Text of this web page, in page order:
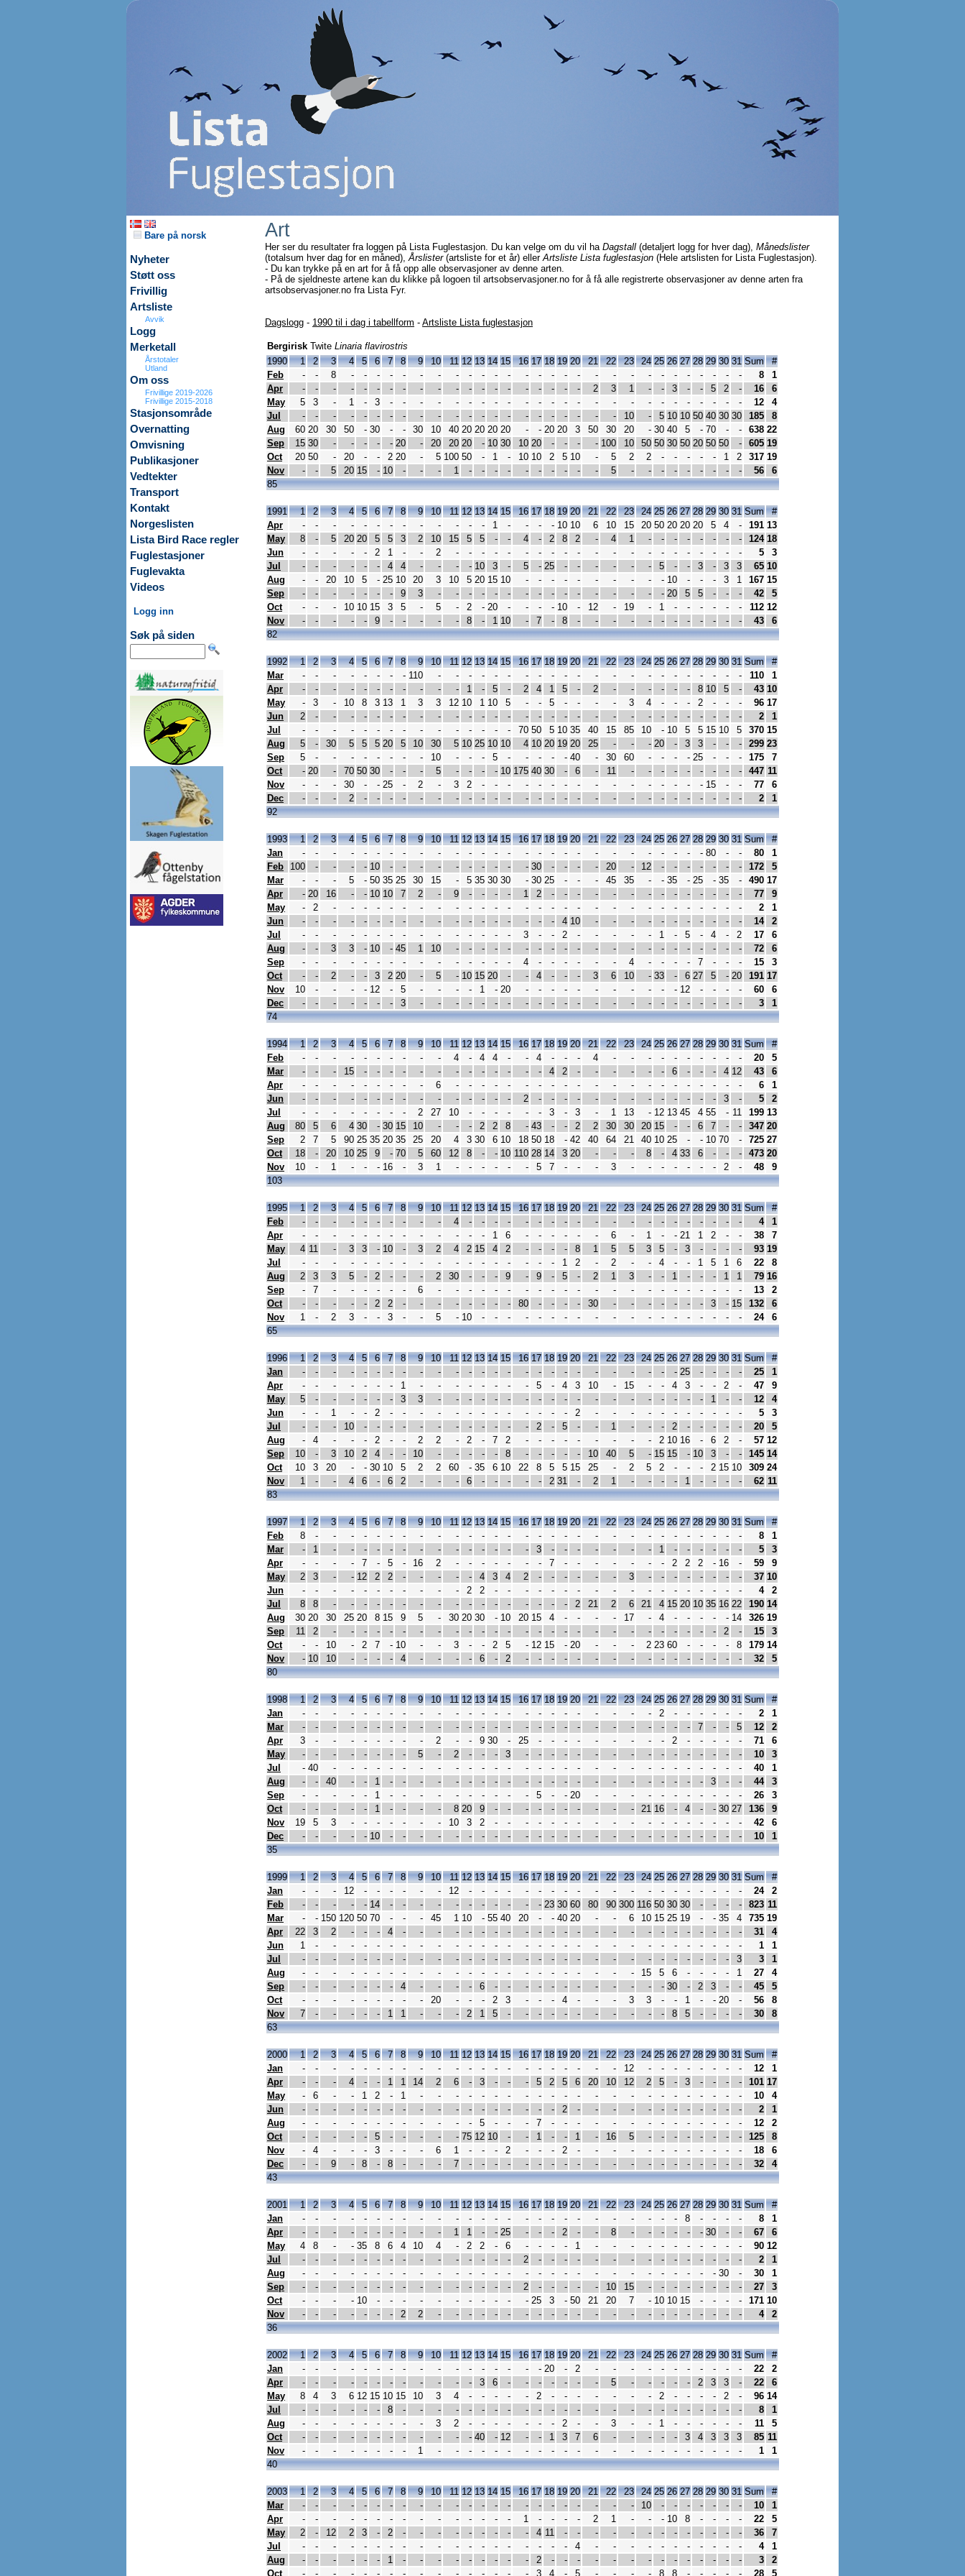
Bare på norsk
Nyheter
Støtt oss
Frivillig
Artsliste
Avvik
Logg
Merketall
Årstotaler
Utland
Om oss
Frivillige 2019-2026
Frivillige 2015-2018
Stasjonsområde
Overnatting
Omvisning
Publikasjoner
Vedtekter
Transport
Kontakt
Norgeslisten
Lista Bird Race regler
Fuglestasjoner
Fuglevakta
Videos
Logg inn
Søk på siden
Art
Her ser du resultater fra loggen på Lista Fuglestasjon. Du kan velge om du vil ha Dagstall (detaljert logg for hver dag), Månedslister
(totalsum hver dag for en måned),Årslister(artsliste for et år) ellerArtsliste Lista fuglestasjon (Hele artslisten for Lista Fuglestasjon).
- Du kan trykke på en art for å få opp alle observasjoner av denne arten.
- På de sjeldneste artene kan du klikke på logoen til artsobservasjoner.no for å få alle registrerte observasjoner av denne arten fra
artsobservasjoner.no fra Lista Fyr.
Dagslogg - 1990 til i dag i tabellform - Artsliste Lista fuglestasjon
Bergirisk Twite Linaria flavirostris
1990
1 2 3 4 5 6 7 8 9 10 11 12 13 14 15 16 17 18 19 20 21 22 23 24 25 26 27 28 29 30 31 Sum
#
Feb
- - 8 - - - - - - - - - - - - - - - - - - - - - - - - - - - - 8
1
Apr
- - - - - - - - - - - - - - - - - - - - 2 3 1 - - 3 - - 5 2 - 16
6
May
5 3 - 1 - 3 - - - - - - - - - - - - - - - - - - - - - - - - - 12
4
Jul
- - - - - - - - - - - - - - - - - - - - - - 10 - 5 10 10 50 40 30 30 185
8
Aug
60 20 30 50 - 30 - - 30 10 40 20 20 20 20 - - 20 20 3 50 30 20 - 30 40 5 - 70 - - 638 22
Sep
15 30 - - - - - 20 - 20 20 20 - 10 30 10 20 - - - - 100 10 50 50 30 50 20 50 50 - 605 19
Oct
20 50 - 20 - - 2 20 - 5 100 50 - 1 - 10 10 2 5 10 - 5 2 2 - - - - - 1 2 317 19
Nov
- - 5 20 15 - 10 - - - 1 - - - - - - - - - - 5 - - - - - - - - - 56
6
85
1991 1 2 3 4 5 6 7 8 9 10 11 12 13 14 15 16 17 18 19 20 21 22 23 24 25 26 27 28 29 30 31 Sum
#
Apr
- - - - - - - - - - - - - 1 - - - - 10 10 6 10 15 20 50 20 20 20 5 4 - 191 13
May
8 - 5 20 20 5 5 3 2 10 15 5 5 - - 4 - 2 8 2 - 4 1 - - - - - - - - 124 18
Jun
- - - - - 2 1 - - 2 - - - - - - - - - - - - - - - - - - - - - 5
3
Jul
- - - - - - 4 4 - - - - 10 3 - 5 - 25 - - - - - - 5 - - 3 - 3 3 65 10
Aug
- - 20 10 5 - 25 10 20 3 10 5 20 15 10 - - - - - - - - - - 10 - - - 3 1 167 15
Sep
- - - - - - - 9 3 - - - - - - - - - - - - - - - - 20 5 5 - - - 42
5
Oct
- - - 10 10 15 3 5 - 5 - 2 - 20 - - - - 10 - 12 - 19 - 1 - - - - - - 112 12
Nov
- - - - - 9 - - - - - 8 - 1 10 - 7 - 8 - - - - - - - - - - - - 43
6
82
1992 1 2 3 4 5 6 7 8 9 10 11 12 13 14 15 16 17 18 19 20 21 22 23 24 25 26 27 28 29 30 31 Sum
#
Mar
- - - - - - - - 110 - - - - - - - - - - - - - - - - - - - - - - 110
1
Apr
- - - - - - - - - - - 1 - 5 - 2 4 1 5 - 2 - - - - - - 8 10 5 - 43 10
May
- 3 - 10 8 3 13 1 3 3 12 10 1 10 5 - - 5 - - - - 3 4 - - - 2 - - - 96 17
Jun
2 - - - - - - - - - - - - - - - - - - - - - - - - - - - - - - 2
1
Jul
- - - - - - - - - - - - - - - 70 50 5 10 35 40 15 85 10 - 10 5 5 15 10 5 370 15
Aug
5 - 30 5 5 5 20 5 10 30 5 10 25 10 10 4 10 20 19 20 25 - - - 20 - 3 3 - - - 299 23
Sep
5 - - - - - - - - 10 - - - 5 - - - - - 40 - 30 60 - - - - 25 - - - 175
7
Oct
- 20 - 70 50 30 - - - 5 - - - - 10 175 40 30 - 6 - 11 - - - - - - - - - 447 11
Nov
- - - 30 - - 25 - 2 - 3 2 - - - - - - - - - - - - - - - - 15 - - 77
6
Dec
- - - 2 - - - - - - - - - - - - - - - - - - - - - - - - - - - 2
1
92
1993 1 2 3 4 5 6 7 8 9 10 11 12 13 14 15 16 17 18 19 20 21 22 23 24 25 26 27 28 29 30 31 Sum
#
Jan
- - - - - - - - - - - - - - - - - - - - - - - - - - - - 80 - - 80
1
Feb
100 - - - - 10 - - - - - - - - - - 30 - - - - 20 - 12 - - - - - - - 172
5
Mar
- - - 5 - 50 35 25 30 15 - 5 35 30 30 - 30 25 - - - 45 35 - - 35 - 25 - 35 - 490 17
Apr
- 20 16 - - 10 10 7 2 - 9 - - - - 1 2 - - - - - - - - - - - - - - 77
9
May
- 2 - - - - - - - - - - - - - - - - - - - - - - - - - - - - - 2
1
Jun
- - - - - - - - - - - - - - - - - - 4 10 - - - - - - - - - - - 14
2
Jul
- - - - - - - - - - - - - - - 3 - - 2 - - - - - 1 - 5 - 4 - 2 17
6
Aug
- - 3 3 - 10 - 45 1 10 - - - - - - - - - - - - - - - - - - - - - 72
6
Sep
- - - - - - - - - - - - - - - 4 - - - - - - 4 - - - - 7 - - - 15
3
Oct
- - 2 - - 3 2 20 - 5 - 10 15 20 - - 4 - - - 3 6 10 - 33 - 6 27 5 - 20 191 17
Nov
10 - - - - 12 - 5 - - - - 1 - 20 - - - - - - - - - - - 12 - - - - 60
6
Dec
- - - - - - - 3 - - - - - - - - - - - - - - - - - - - - - - - 3
1
74
1994 1 2 3 4 5 6 7 8 9 10 11 12 13 14 15 16 17 18 19 20 21 22 23 24 25 26 27 28 29 30 31 Sum
#
Feb
- - - - - - - - - - 4 - 4 4 - - 4 - - - 4 - - - - - - - - - - 20
5
Mar
- - - 15 - - - - - - - - - - - - - 4 2 - - - - - - 6 - - - 4 12 43
6
Apr
- - - - - - - - - 6 - - - - - - - - - - - - - - - - - - - - - 6
1
Jun
- - - - - - - - - - - - - - - 2 - - - - - - - - - - - - - 3 - 5
2
Jul
- - - - - - - - 2 27 10 - - - - - - 3 - 3 - 1 13 - 12 13 45 4 55 - 11 199 13
Aug
80 5 6 4 30 - 30 15 10 - - - 2 2 8 - 43 - - 2 2 30 30 20 15 - - 6 7 - - 347 20
Sep
2 7 5 90 25 35 20 35 25 20 4 3 30 6 10 18 50 18 - 42 40 64 21 40 10 25 - - 10 70 - 725 27
Oct
18 - 20 10 25 9 - 70 5 60 12 8 - - 10 110 28 14 3 20 - - - 8 - 4 33 6 - - - 473 20
Nov
10 - 1 - - - 16 - 3 1 - - - - - - 5 7 - - - 3 - - - - - - - 2 - 48
9
103
1995 1 2 3 4 5 6 7 8 9 10 11 12 13 14 15 16 17 18 19 20 21 22 23 24 25 26 27 28 29 30 31 Sum
#
Feb
- - - - - - - - - - 4 - - - - - - - - - - - - - - - - - - - - 4
1
Apr
- - - - - - - - - - - - - 1 6 - - - - - - 6 - 1 - - 21 1 2 - - 38
7
May
4 11 - 3 3 - 10 - 3 2 4 2 15 4 2 - - - - 8 1 5 5 3 5 - 3 - - - - 93 19
Jul
- - - - - - - - - - - - - - - - - - 1 2 - 2 - - 4 - - 1 5 1 6 22
8
Aug
2 3 3 5 - 2 - - - 2 30 - - - 9 - 9 - 5 - 2 1 3 - - 1 - - - 1 1 79 16
Sep
- 7 - - - - - - 6 - - - - - - - - - - - - - - - - - - - - - - 13
2
Oct
- - - - - 2 2 - - - - - - - - 80 - - - - 30 - - - - - - - 3 - 15 132
6
Nov
1 - 2 3 - - 3 - - 5 - 10 - - - - - - - - - - - - - - - - - - - 24
6
65
1996 1 2 3 4 5 6 7 8 9 10 11 12 13 14 15 16 17 18 19 20 21 22 23 24 25 26 27 28 29 30 31 Sum
#
Jan
- - - - - - - - - - - - - - - - - - - - - - - - - - 25 - - - - 25
1
Apr
- - - - - - - 1 - - - - - - - - 5 - 4 3 10 - 15 - - 4 3 - - 2 - 47
9
May
5 - - - - - - 3 3 - - - - - - - - - - - - - - - - - - - 1 - - 12
4
Jun
- - 1 - - 2 - - - - - - - - - - - - - 2 - - - - - - - - - - - 5
3
Jul
- - - 10 - - - - - - - - - - - - 2 - 5 - - 1 - - - 2 - - - - - 20
5
Aug
- 4 - - - 2 - - 2 2 - 2 - 7 2 - - - - - - - - - 2 10 16 - 6 2 - 57 12
Sep
10 - 3 10 2 4 - - 10 - - - - - 8 - - - - - 10 40 5 - 15 15 - 10 3 - - 145 14
Oct
10 3 20 - - 30 10 5 2 2 60 - 35 6 10 22 8 5 5 15 25 - 2 5 2 - - - 2 15 10 309 24
Nov
1 - - 4 6 - 6 2 - - - 6 - - - - - 2 31 - 2 1 - - - - 1 - - - - 62 11
83
1997 1 2 3 4 5 6 7 8 9 10 11 12 13 14 15 16 17 18 19 20 21 22 23 24 25 26 27 28 29 30 31 Sum
#
Feb
8 - - - - - - - - - - - - - - - - - - - - - - - - - - - - - - 8
1
Mar
- 1 - - - - - - - - - - - - - - 3 - - - - - - - 1 - - - - - - 5
3
Apr
- - - - 7 - 5 - 16 2 - - - - - - - 7 - - - - - - - 2 2 2 - 16 - 59
9
May
2 3 - - 12 2 2 - - - - - 4 3 4 2 - - - - - - 3 - - - - - - - - 37 10
Jun
- - - - - - - - - - - 2 2 - - - - - - - - - - - - - - - - - - 4
2
Jul
8 8 - - - - - - - - - - - - - - - - - 2 21 2 6 21 4 15 20 10 35 16 22 190 14
Aug
30 20 30 25 20 8 15 9 5 - 30 20 30 - 10 20 15 4 - - - - 17 - 4 - - - - - 14 326 19
Sep
11 2 - - - - - - - - - - - - - - - - - - - - - - - - - - - 2 - 15
3
Oct
- - 10 - 2 7 - 10 - - 3 - - 2 5 - 12 15 - 20 - - - 2 23 60 - - - - 8 179 14
Nov
- 10 10 - - - - 4 - - - - 6 - 2 - - - - - - - - - - - - - - - - 32
5
80
1998 1 2 3 4 5 6 7 8 9 10 11 12 13 14 15 16 17 18 19 20 21 22 23 24 25 26 27 28 29 30 31 Sum
#
Jan
- - - - - - - - - - - - - - - - - - - - - - - - 2 - - - - - - 2
1
Mar
- - - - - - - - - - - - - - - - - - - - - - - - - - - 7 - - 5 12
2
Apr
3 - - - - - - - - 2 - - 9 30 - 25 - - - - - - - - - 2 - - - - - 71
6
May
- - - - - - - - 5 - 2 - - - 3 - - - - - - - - - - - - - - - - 10
3
Jul
- 40 - - - - - - - - - - - - - - - - - - - - - - - - - - - - - 40
1
Aug
- - 40 - - 1 - - - - - - - - - - - - - - - - - - - - - - 3 - - 44
3
Sep
- - - - - 1 - - - - - - - - - - 5 - - 20 - - - - - - - - - - - 26
3
Oct
- - - - - 1 - - - - 8 20 9 - - - - - - - - - - 21 16 - 4 - - 30 27 136
9
Nov
19 5 3 - - - - - - - 10 3 2 - - - - - - - - - - - - - - - - - - 42
6
Dec
- - - - - 10 - - - - - - - - - - - - - - - - - - - - - - - - - 10
1
35
1999 1 2 3 4 5 6 7 8 9 10 11 12 13 14 15 16 17 18 19 20 21 22 23 24 25 26 27 28 29 30 31 Sum
#
Jan
- - - 12 - - - - - - 12 - - - - - - - - - - - - - - - - - - - - 24
2
Feb
- - - - - 14 - - - - - - - - - - - 23 30 60 80 90 300 116 50 30 30 - - - - 823 11
Mar
- - 150 120 50 70 - - - 45 1 10 - 55 40 20 - - 40 20 - - 6 10 15 25 19 - - 35 4 735 19
Apr
22 3 2 - - - 4 - - - - - - - - - - - - - - - - - - - - - - - - 31
4
Jun
1 - - - - - - - - - - - - - - - - - - - - - - - - - - - - - - 1
1
Jul
- - - - - - - - - - - - - - - - - - - - - - - - - - - - - - 3 3
1
Aug
- - - - - - - - - - - - - - - - - - - - - - - 15 5 6 - - - - 1 27
4
Sep
- - - - - - - 4 - - - - 6 - - - - - - - - - - - - 30 - 2 3 - - 45
5
Oct
- - - - - - - - - 20 - - - 2 3 - - - 4 - - - 3 3 - - 1 - - 20 - 56
8
Nov
7 - - - - - 1 1 - - - 2 1 5 - - - - - - - - - - - 8 5 - - - - 30
8
63
2000 1 2 3 4 5 6 7 8 9 10 11 12 13 14 15 16 17 18 19 20 21 22 23 24 25 26 27 28 29 30 31 Sum
#
Jan
- - - - - - - - - - - - - - - - - - - - - - 12 - - - - - - - - 12
1
Apr
- - - 4 - - 1 1 14 2 6 - 3 - - - 5 2 5 6 20 10 12 2 5 - 3 - - - - 101 17
May
- 6 - - 1 2 - 1 - - - - - - - - - - - - - - - - - - - - - - - 10
4
Jun
- - - - - - - - - - - - - - - - - - 2 - - - - - - - - - - - - 2
1
Aug
- - - - - - - - - - - - 5 - - - 7 - - - - - - - - - - - - - - 12
2
Oct
- - - - - 5 - - - - - 75 12 10 - - 1 - - 1 - 16 5 - - - - - - - - 125
8
Nov
- 4 - - - 3 - - - 6 1 - - - 2 - - - 2 - - - - - - - - - - - - 18
6
Dec
- - 9 - 8 - 8 - - - 7 - - - - - - - - - - - - - - - - - - - - 32
4
43
2001 1 2 3 4 5 6 7 8 9 10 11 12 13 14 15 16 17 18 19 20 21 22 23 24 25 26 27 28 29 30 31 Sum
#
Jan
- - - - - - - - - - - - - - - - - - - - - - - - - - 8 - - - - 8
1
Apr
- - - - - - - - - - 1 1 - - 25 - - - 2 - - 8 - - - - - - 30 - - 67
6
May
4 8 - - 35 8 6 4 10 4 - 2 2 - 6 - - - - 1 - - - - - - - - - - - 90 12
Jul
- - - - - - - - - - - - - - - 2 - - - - - - - - - - - - - - - 2
1
Aug
- - - - - - - - - - - - - - - - - - - - - - - - - - - - - 30 - 30
1
Sep
- - - - - - - - - - - - - - - 2 - - - - - 10 15 - - - - - - - - 27
3
Oct
- - - - 10 - - - - - - - - - - - 25 3 - 50 21 20 7 - 10 10 15 - - - - 171 10
Nov
- - - - - - - 2 2 - - - - - - - - - - - - - - - - - - - - - - 4
2
36
2002 1 2 3 4 5 6 7 8 9 10 11 12 13 14 15 16 17 18 19 20 21 22 23 24 25 26 27 28 29 30 31 Sum
#
Jan
- - - - - - - - - - - - - - - - - 20 - 2 - - - - - - - - - - - 22
2
Apr
- - - - - - - - - - - - 3 6 - - - - - - - 5 - - - - - 2 3 3 - 22
6
May
8 4 3 6 12 15 10 15 10 3 4 - - - - - 2 - - - - - - - 2 - - - - 2 - 96 14
Jul
- - - - - - 8 - - - - - - - - - - - - - - - - - - - - - - - - 8
1
Aug
- - - - - - - - - 3 2 - - - - - - - 2 - - 3 - - 1 - - - - - - 11
5
Oct
- - - - - - - - - - - - 40 - 12 - - 1 3 7 6 - - - - - 3 4 3 3 3 85 11
Nov
- - - - - - - - 1 - - - - - - - - - - - - - - - - - - - - - - 1
1
40
2003 1 2 3 4 5 6 7 8 9 10 11 12 13 14 15 16 17 18 19 20 21 22 23 24 25 26 27 28 29 30 31 Sum
#
Mar
- - - - - - - - - - - - - - - - - - - - - - - 10 - - - - - - - 10
1
Apr
- - - - - - - - - - - - - - - 1 - - - - 2 1 - - - 10 8 - - - - 22
5
May
2 - 12 2 3 - 2 - - - - - - - - - 4 11 - - - - - - - - - - - - - 36
7
Jul
- - - - - - - - - - - - - - - - - - - 4 - - - - - - - - - - - 4
1
Aug
- - - - - - 1 - - - - - - - - - 2 - - - - - - - - - - - - - - 3
2
Oct
- - - - - - - - - - - - - - - - 3 4 - 5 - - - - 8 8 - - - - - 28 5